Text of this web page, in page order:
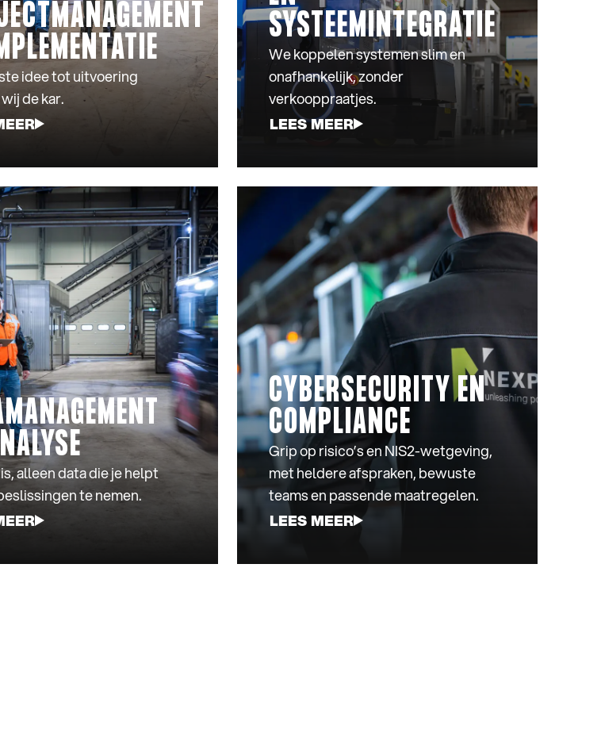
idee tot uitvoering
de kar.
SYSTEEMINTEGRATIE
We koppelen systemen slim en
onafhankelijk, zonder
verkooppraatjes.
LEES MEER
alleen data die je helpt
te nemen.
CYBERSECURITY EN
COMPLIANCE
Grip op risico’s en NIS2-wetgeving,
met heldere afspraken, bewuste
teams en passende maatregelen.
LEES MEER